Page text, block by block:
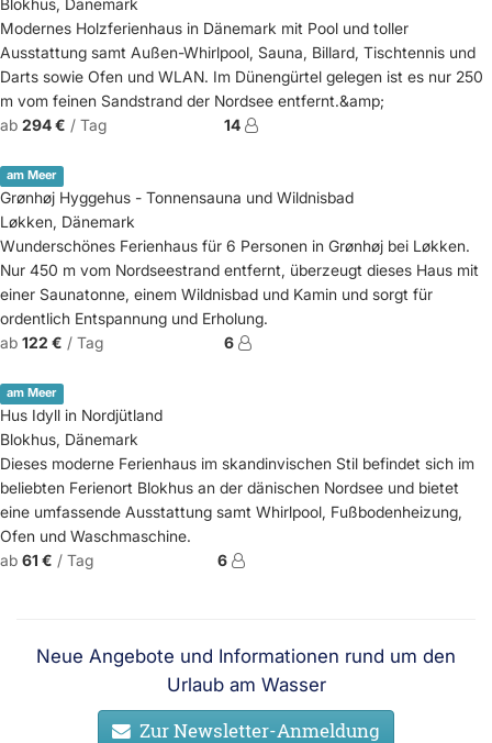
Blokhus, Dänemark
Modernes Holzferienhaus in Dänemark mit Pool und toller
Ausstattung samt Außen-Whirlpool, Sauna, Billard, Tischtennis und
Darts sowie Ofen und WLAN. Im Dünengürtel gelegen ist es nur 250
m vom feinen Sandstrand der Nordsee entfernt.&amp;
ab 294 € / Tag 14
am Meer
Grønhøj Hyggehus - Tonnensauna und Wildnisbad
Løkken, Dänemark
Wunderschönes Ferienhaus für 6 Personen in Grønhøj bei Løkken.
Nur 450 m vom Nordseestrand entfernt, überzeugt dieses Haus mit
einer Saunatonne, einem Wildnisbad und Kamin und sorgt für
ordentlich Entspannung und Erholung.
ab 122 € / Tag 6
am Meer
Hus Idyll in Nordjütland
Blokhus, Dänemark
Dieses moderne Ferienhaus im skandinvischen Stil befindet sich im
beliebten Ferienort Blokhus an der dänischen Nordsee und bietet
eine umfassende Ausstattung samt Whirlpool, Fußbodenheizung,
Ofen und Waschmaschine.
ab 61 € / Tag 6
Neue Angebote und Informationen rund um den
Urlaub am Wasser
Zur Newsletter-Anmeldung